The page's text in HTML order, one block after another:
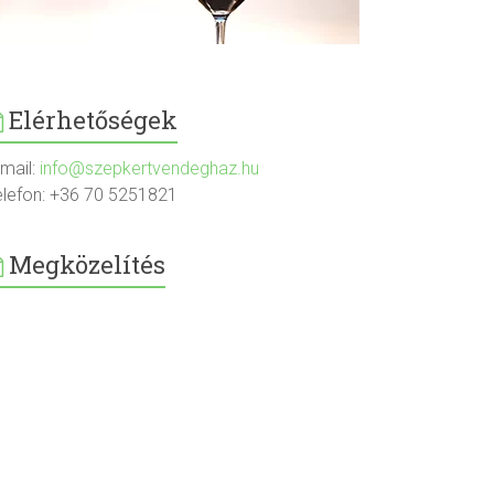
Elérhetőségek
info@szepkertvendeghaz.hu
+36 70 5251821
Megközelítés